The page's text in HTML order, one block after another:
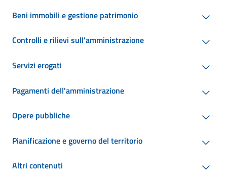
Beni immobili e gestione patrimonio
Controlli e rilievi sull'amministrazione
Servizi erogati
Pagamenti dell'amministrazione
Opere pubbliche
Pianificazione e governo del territorio
Altri contenuti